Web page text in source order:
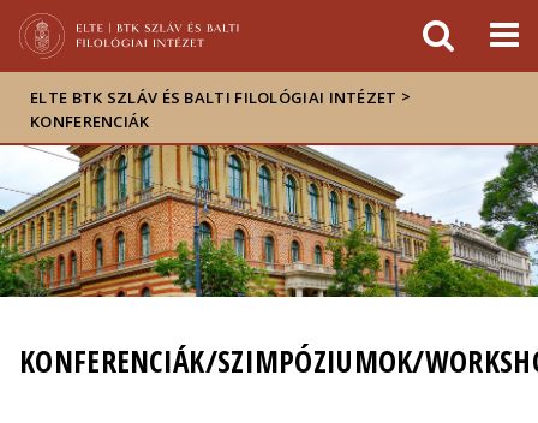
Hírek
Események
ELTE a
sajtóban
ELTE BTK SZLÁV ÉS BALTI FILOLÓGIAI INTÉZET >
KONFERENCIÁK
KONFERENCIÁK/SZIMPÓZIUMOK/